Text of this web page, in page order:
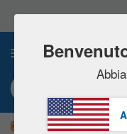
questo
sito
include
sistema
accessibilità.
RISPARMIATE ORA